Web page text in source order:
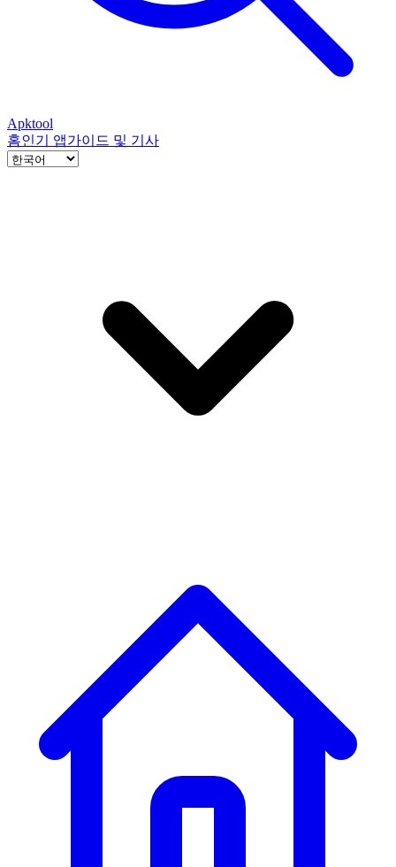
Apktool
홈인기 앱가이드 및 기사